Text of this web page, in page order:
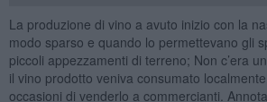
La produzione di vino a avuto inizio con la
modo sparso e quando lo permettevano gli
piccoli appezzamenti di terreno; Non c’era
il vino prodotto veniva consumato
occasioni di venderlo a commercianti.